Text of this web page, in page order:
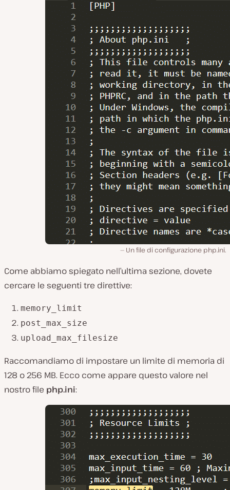
Un file di configurazione php.ini.
Come abbiamo spiegato nell’ultima sezione, dovete
cercare le seguenti tre direttive:
memory_limit
post_max_size
upload_max_filesize
Raccomandiamo di impostare un limite di memoria di
128 o 256 MB. Ecco come appare questo valore nel
nostro file php.ini: